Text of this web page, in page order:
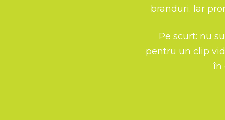
Îți
bune
branduri. Iar
Pe scurt: nu
pentru un clip
în